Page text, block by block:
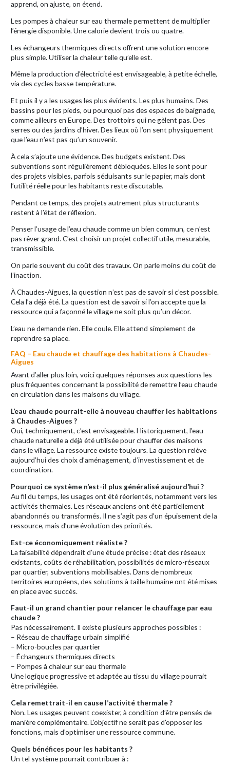
apprend, on ajuste, on étend.
Les pompes à chaleur sur eau thermale permettent de multiplier
l’énergie disponible. Une calorie devient trois ou quatre.
Les échangeurs thermiques directs offrent une solution encore
plus simple. Utiliser la chaleur telle qu’elle est.
Même la production d’électricité est envisageable, à petite échelle,
via des cycles basse température.
Et puis il y a les usages les plus évidents. Les plus humains. Des
bassins pour les pieds, ou pourquoi pas des espaces de baignade,
comme ailleurs en Europe. Des trottoirs qui ne gèlent pas. Des
serres ou des jardins d’hiver. Des lieux où l’on sent physiquement
que l’eau n’est pas qu’un souvenir.
À cela s’ajoute une évidence. Des budgets existent. Des
subventions sont régulièrement débloquées. Elles le sont pour
des projets visibles, parfois séduisants sur le papier, mais dont
l’utilité réelle pour les habitants reste discutable.
Pendant ce temps, des projets autrement plus structurants
restent à l’état de réflexion.
Penser l’usage de l’eau chaude comme un bien commun, ce n’est
pas rêver grand. C’est choisir un projet collectif utile, mesurable,
transmissible.
On parle souvent du coût des travaux. On parle moins du coût de
l’inaction.
À Chaudes-Aigues, la question n’est pas de savoir si c’est possible.
Cela l’a déjà été. La question est de savoir si l’on accepte que la
ressource qui a façonné le village ne soit plus qu’un décor.
L’eau ne demande rien. Elle coule. Elle attend simplement de
reprendre sa place.
FAQ – Eau chaude et chauffage des habitations à Chaudes-
Aigues
Avant d’aller plus loin, voici quelques réponses aux questions les
plus fréquentes concernant la possibilité de remettre l’eau chaude
en circulation dans les maisons du village.
L’eau chaude pourrait-elle à nouveau chauffer les habitations
à Chaudes-Aigues ?
Oui, techniquement, c’est envisageable. Historiquement, l’eau
chaude naturelle a déjà été utilisée pour chauffer des maisons
dans le village. La ressource existe toujours. La question relève
aujourd’hui des choix d’aménagement, d’investissement et de
coordination.
Pourquoi ce système n’est-il plus généralisé aujourd’hui ?
Au fil du temps, les usages ont été réorientés, notamment vers les
activités thermales. Les réseaux anciens ont été partiellement
abandonnés ou transformés. Il ne s’agit pas d’un épuisement de la
ressource, mais d’une évolution des priorités.
Est-ce économiquement réaliste ?
La faisabilité dépendrait d’une étude précise : état des réseaux
existants, coûts de réhabilitation, possibilités de micro-réseaux
par quartier, subventions mobilisables. Dans de nombreux
territoires européens, des solutions à taille humaine ont été mises
en place avec succès.
Faut-il un grand chantier pour relancer le chauffage par eau
chaude ?
Pas nécessairement. Il existe plusieurs approches possibles :
– Réseau de chauffage urbain simplifié
– Micro-boucles par quartier
– Échangeurs thermiques directs
– Pompes à chaleur sur eau thermale
Une logique progressive et adaptée au tissu du village pourrait
être privilégiée.
Cela remettrait-il en cause l’activité thermale ?
Non. Les usages peuvent coexister, à condition d’être pensés de
manière complémentaire. L’objectif ne serait pas d’opposer les
fonctions, mais d’optimiser une ressource commune.
Quels bénéfices pour les habitants ?
Un tel système pourrait contribuer à :